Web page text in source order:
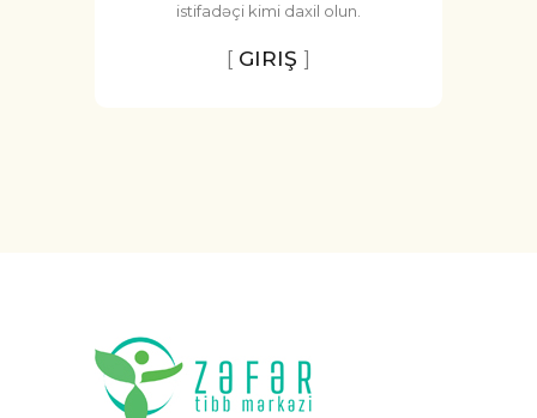
istifadəçi kimi daxil olun.
[ GIRIŞ ]